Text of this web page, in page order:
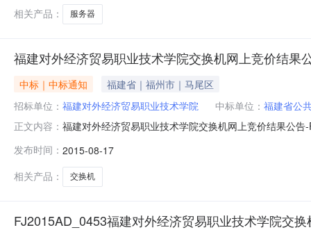
相关产品：
服务器
福建对外经济贸易职业技术学院交换机网上竞价结果
中标｜中标通知
福建省｜福州市｜马尾区
招标单位： 福建对外经济贸易职业技术学院 中标单位： 福建省公
正文内容： 福建对外经济贸易职业技术学院交换机网上竞价结果公
竞价结果公布如下：各合同包报价情况：包号品目号项
捷，RG
发布时间： 2015-08-17
相关产品：
交换机
FJ2015AD_0453福建对外经济贸易职业技术学院交